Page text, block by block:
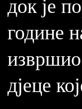
док је
године
извршио
дјеце